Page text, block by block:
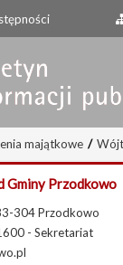
majątkowe / Wójt
Gminy Przodkowo
304 Przodkowo
- Sekretariat